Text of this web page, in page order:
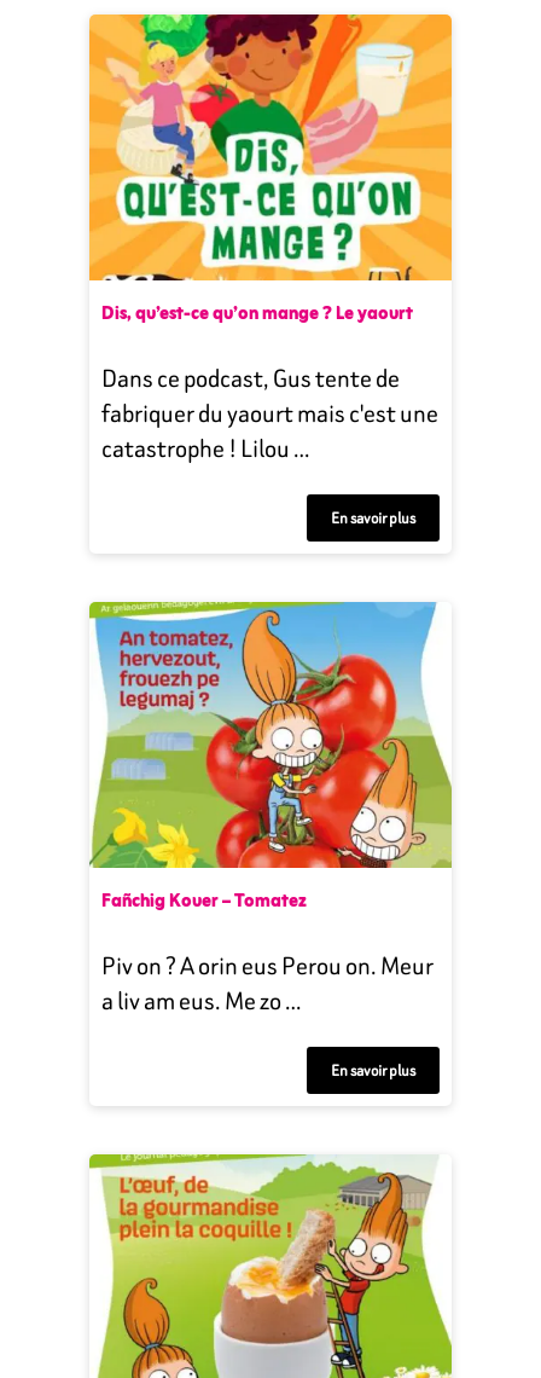
Dis, qu’est-ce qu’on mange ? Le yaourt
Dans ce podcast, Gus tente de
fabriquer du yaourt mais c'est une
catastrophe ! Lilou …
En savoir plus
Fañchig Kouer – Tomatez
Piv on ? A orin eus Perou on. Meur
a liv am eus. Me zo …
En savoir plus